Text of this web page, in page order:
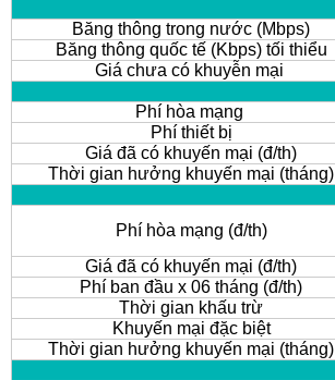
Băng thông trong nước (Mbps)
Băng thông quốc tế (Kbps) tối thiểu
Giá chưa có khuyễn mại
Phí hòa mạng
Phí thiết bị
Giá đã có khuyến mại (đ/th)
Thời gian hưởng khuyến mại (tháng)
Phí hòa mạng (đ/th)
Giá đã có khuyến mại (đ/th)
Phí ban đầu x 06 tháng (đ/th)
Thời gian khấu trừ
Khuyến mại đặc biệt
Thời gian hưởng khuyến mại (tháng)